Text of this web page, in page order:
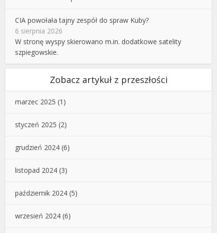
CIA powołała tajny zespół do spraw Kuby?
6 sierpnia 2026
W stronę wyspy skierowano m.in. dodatkowe satelity
szpiegowskie.
Zobacz artykuł z przeszłości
marzec 2025 (1)
styczeń 2025 (2)
grudzień 2024 (6)
listopad 2024 (3)
październik 2024 (5)
wrzesień 2024 (6)